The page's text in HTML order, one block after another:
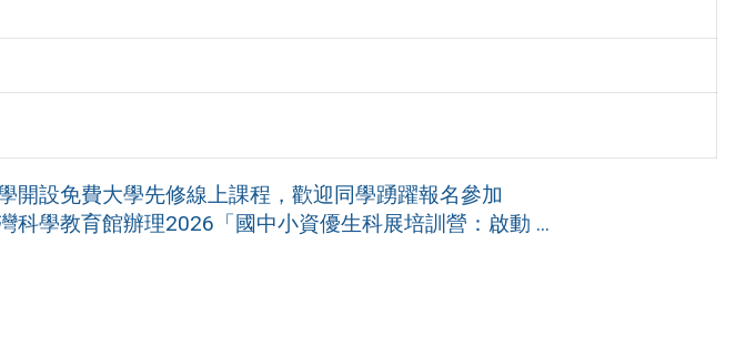
開設免費大學先修線上課程，歡迎同學踴躍報名參加
科學教育館辦理2026「國中小資優生科展培訓營：啟動 ...